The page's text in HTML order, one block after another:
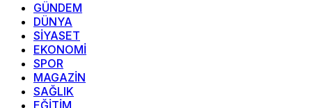
GÜNDEM
DÜNYA
SİYASET
EKONOMİ
SPOR
MAGAZİN
SAĞLIK